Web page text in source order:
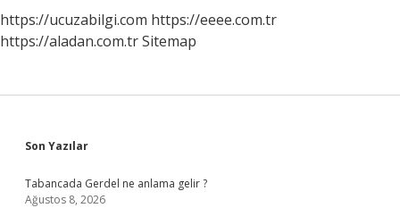
https://ucuzabilgi.com https://eeee.com.tr
https://aladan.com.trSitemap
Sidebar
Son Yazılar
Tabancada Gerdel ne anlama gelir ?
Ağustos 8, 2026